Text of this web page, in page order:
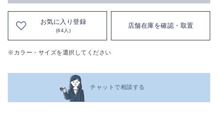
お気に入り登録
(64人)
店舗在庫を確認・取置
※カラー・サイズを選択してください
チャットで相談する